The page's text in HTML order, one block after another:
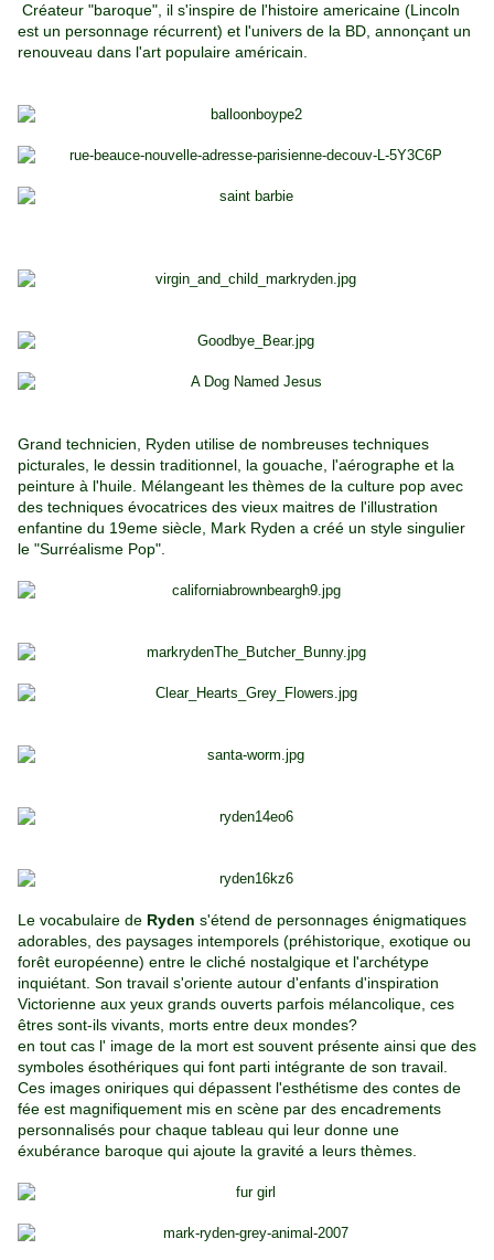
Créateur "baroque", il s'inspire de l'histoire americaine (Lincoln
est un personnage récurrent) et l'univers de la BD, annonçant un
renouveau dans l'art populaire américain.
Grand technicien, Ryden utilise de nombreuses techniques
picturales, le dessin traditionnel, la gouache, l'aérographe et la
peinture à l'huile. Mélangeant les thèmes de la culture pop avec
des techniques évocatrices des vieux maitres de l'illustration
enfantine du 19eme siècle, Mark Ryden a créé un style singulier
le "Surréalisme Pop".
Le vocabulaire de Ryden s'étend de personnages énigmatiques
adorables, des paysages intemporels (préhistorique, exotique ou
forêt européenne) entre le cliché nostalgique et l'archétype
inquiétant. Son travail s'oriente autour d'enfants d'inspiration
Victorienne aux yeux grands ouverts parfois mélancolique, ces
êtres sont-ils vivants, morts entre deux mondes?
en tout cas l' image de la mort est souvent présente ainsi que des
symboles ésothériques qui font parti intégrante de son travail.
Ces images oniriques qui dépassent l'esthétisme des contes de
fée est magnifiquement mis en scène par des encadrements
personnalisés pour chaque tableau qui leur donne une
éxubérance baroque qui ajoute la gravité a leurs thèmes.